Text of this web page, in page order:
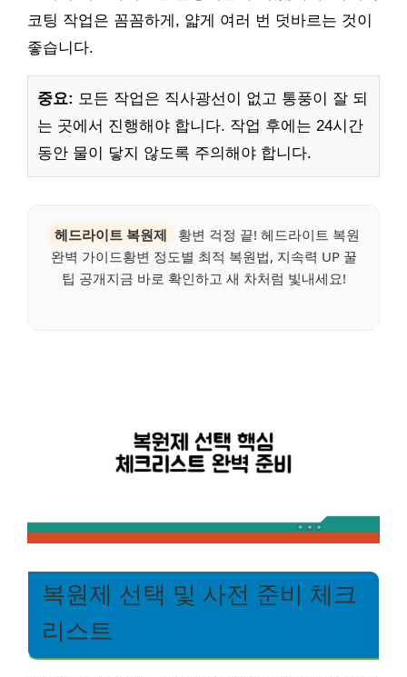
코팅 작업은 꼼꼼하게, 얇게 여러 번 덧바르는 것이
좋습니다.
중요: 모든 작업은 직사광선이 없고 통풍이 잘 되
는 곳에서 진행해야 합니다. 작업 후에는 24시간
동안 물이 닿지 않도록 주의해야 합니다.
헤드라이트 복원제
황변 걱정 끝! 헤드라이트 복원
완벽 가이드황변 정도별 최적 복원법, 지속력 UP 꿀
팁 공개지금 바로 확인하고 새 차처럼 빛내세요!
복원제 선택 및 사전 준비 체크
리스트